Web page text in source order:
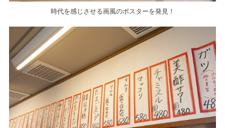
時代を感じさせる画風のポスターを発見！